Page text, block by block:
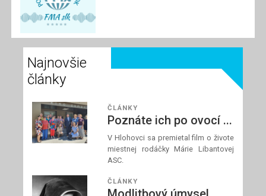
Najnovšie
články
ČLÁNKY
Poznáte ich po ovocí ...
V Hlohovci sa premietal film o živote
miestnej rodáčky Márie Libantovej
ASC.
ČLÁNKY